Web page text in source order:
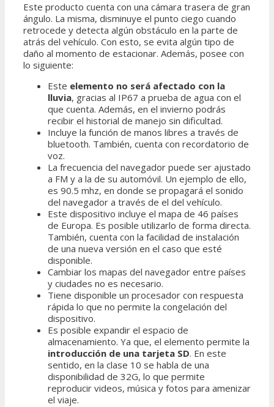
Este producto cuenta con una cámara trasera de gran
ángulo. La misma, disminuye el punto ciego cuando
retrocede y detecta algún obstáculo en la parte de
atrás del vehículo. Con esto, se evita algún tipo de
daño al momento de estacionar. Además, posee con
lo siguiente:
Este elemento no será afectado con la
lluvia, gracias al IP67 a prueba de agua con el
que cuenta. Además, en el invierno podrás
recibir el historial de manejo sin dificultad.
Incluye la función de manos libres a través de
bluetooth. También, cuenta con recordatorio de
voz.
La frecuencia del navegador puede ser ajustado
a FM y a la de su automóvil. Un ejemplo de ello,
es 90.5 mhz, en donde se propagará el sonido
del navegador a través de el del vehículo.
Este dispositivo incluye el mapa de 46 países
de Europa. Es posible utilizarlo de forma directa.
También, cuenta con la facilidad de instalación
de una nueva versión en el caso que esté
disponible.
Cambiar los mapas del navegador entre países
y ciudades no es necesario.
Tiene disponible un procesador con respuesta
rápida lo que no permite la congelación del
dispositivo.
Es posible expandir el espacio de
almacenamiento. Ya que, el elemento permite la
introducción de una tarjeta SD. En este
sentido, en la clase 10 se habla de una
disponibilidad de 32G, lo que permite
reproducir videos, música y fotos para amenizar
el viaje.